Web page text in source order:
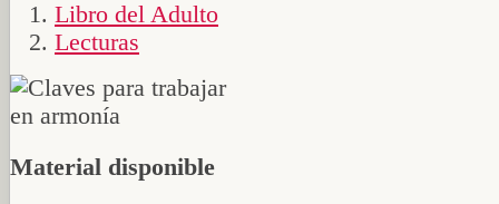
Libro del Adulto
Lecturas
Material disponible